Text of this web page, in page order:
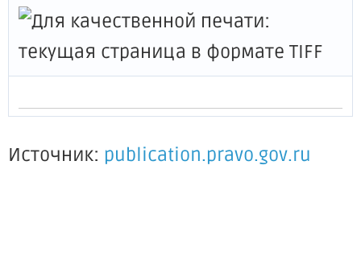
Источник: publication.pravo.gov.ru